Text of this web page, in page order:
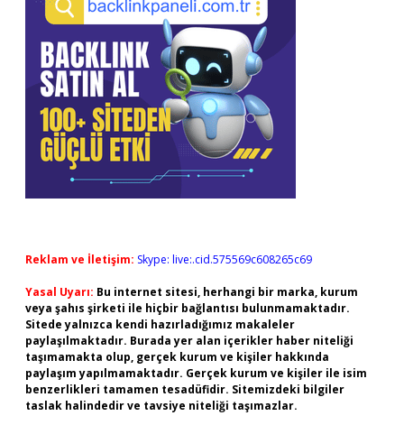
Reklam ve İletişim: Skype: live:.cid.575569c608265c69
Yasal Uyarı: Bu internet sitesi, herhangi bir marka, kurum
veya şahıs şirketi ile hiçbir bağlantısı bulunmamaktadır.
Sitede yalnızca kendi hazırladığımız makaleler
paylaşılmaktadır. Burada yer alan içerikler haber niteliği
taşımamakta olup, gerçek kurum ve kişiler hakkında
paylaşım yapılmamaktadır. Gerçek kurum ve kişiler ile isim
benzerlikleri tamamen tesadüfidir. Sitemizdeki bilgiler
taslak halindedir ve tavsiye niteliği taşımazlar.